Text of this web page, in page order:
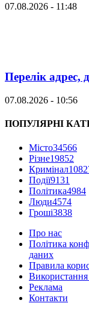
07.08.2026 - 11:48
Перелік адрес,
07.08.2026 - 10:56
ПОПУЛЯРНІ
Місто34566
Різне19852
Кримінал
Події9131
Політика4984
Люди4574
Гроші3838
Про нас
Політика
даних
Правила
Реклама
Контакти